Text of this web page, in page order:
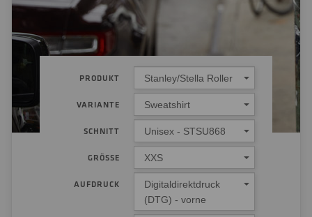
PRODUKT Stanley/Stella Roller
VARIANTE Sweatshirt
SCHNITT Unisex - STSU868
GRÖSSE XXS
AUFDRUCK
Digitaldirektdruck
(DTG) - vorne